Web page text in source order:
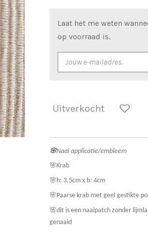
Laat het me weten
op voorraad is.
Uitverkocht
🌸Naai applicatie/embleem
🌸Krab
🌸h: 3,5cm x b: 4cm
🌸Paarse krab met geel gestikte
🌸dit is een naaipatch zonder
genaaid